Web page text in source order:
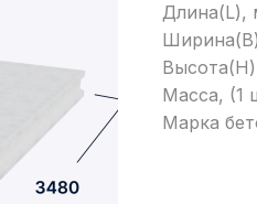
Длина(L),
Масса, (1
Марка